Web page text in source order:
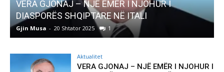
AKTUALITET
Pregaditi Gjin Musa-Rome- Shtator 2025
Gjin Musa 8 Shtator 2025 0
Aktualitet
VERA GJONAJ – NJË EMËR I NJOHUR I